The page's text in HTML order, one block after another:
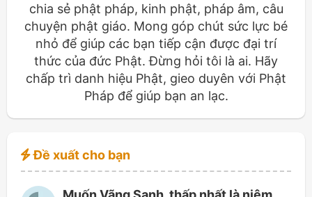
chia sẻ phật pháp, kinh phật, pháp âm, câu
chuyện phật giáo. Mong góp chút sức lực bé
nhỏ để giúp các bạn tiếp cận được đại trí
thức của đức Phật. Đừng hỏi tôi là ai. Hãy
chấp trì danh hiệu Phật, gieo duyên với Phật
Pháp để giúp bạn an lạc.
Đề xuất cho bạn